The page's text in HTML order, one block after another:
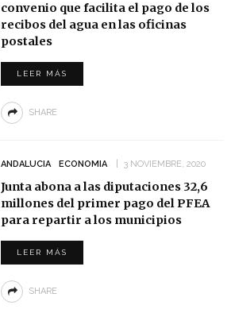
convenio que facilita el pago de los
recibos del agua en las oficinas
postales
LEER MÁS
SHARE
ANDALUCIA ECONOMIA 3 NOVIEMBRE, 2020
Junta abona a las diputaciones 32,6
millones del primer pago del PFEA
para repartir a los municipios
LEER MÁS
SHARE